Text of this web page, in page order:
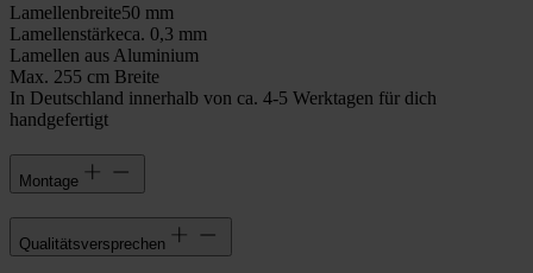
Lamellenbreite50 mm
Lamellenstärkeca. 0,3 mm
Lamellen aus Aluminium
Max. 255 cm Breite
In Deutschland innerhalb von ca. 4-5 Werktagen für dich
handgefertigt
Montage
Qualitätsversprechen